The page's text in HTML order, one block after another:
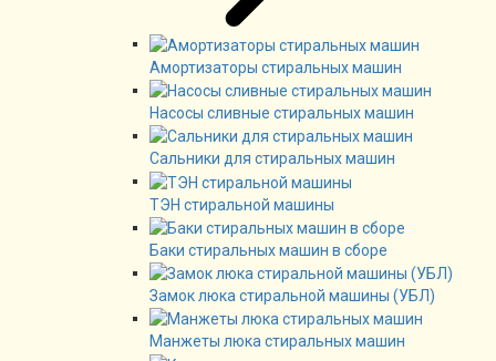
Амортизаторы стиральных машин
Насосы сливные стиральных машин
Сальники для стиральных машин
ТЭН стиральной машины
Баки стиральных машин в сборе
Замок люка стиральной машины (УБЛ)
Манжеты люка стиральных машин